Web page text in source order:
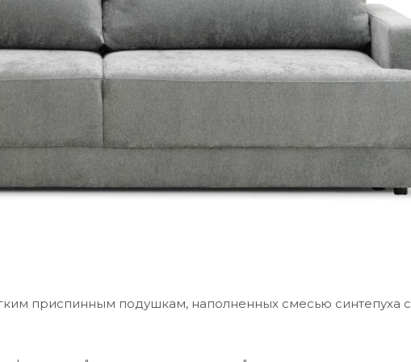
приспинным подушкам, наполненных смесью синтепуха с